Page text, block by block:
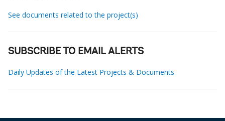
See documents related to the project(s)
SUBSCRIBE TO EMAIL ALERTS
Daily Updates of the Latest Projects & Documents